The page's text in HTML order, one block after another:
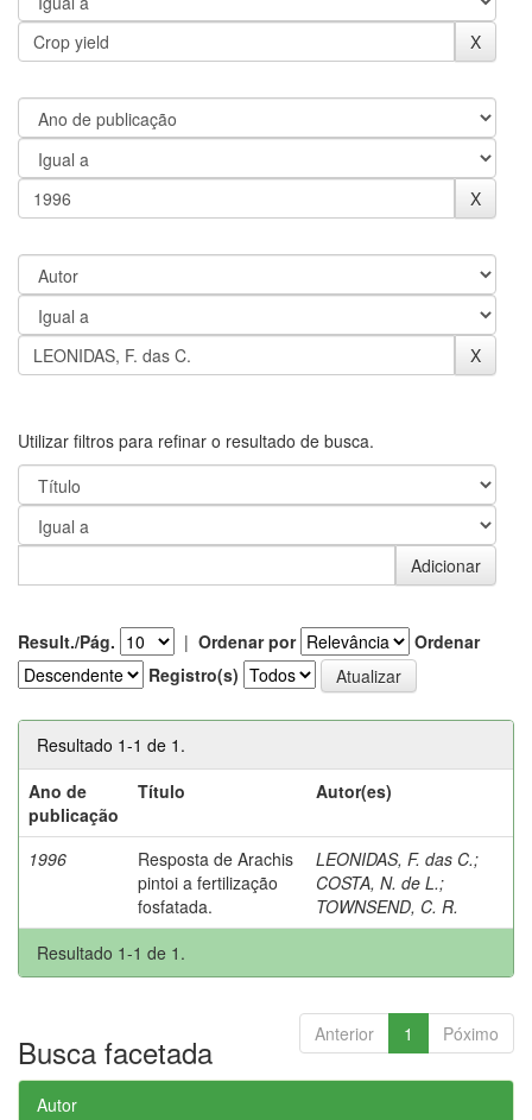
Utilizar filtros para refinar o resultado de busca.
Result./Pág. | Ordenar por
Ordenar
Registro(s)
Resultado 1-1 de 1.
Ano de
publicação
Título Autor(es)
1996
Resposta de Arachis
pintoi a fertilização
fosfatada.
LEONIDAS, F. das C.;
COSTA, N. de L.;
TOWNSEND, C. R.
Resultado 1-1 de 1.
Anterior 1 Póximo
Busca facetada
Autor